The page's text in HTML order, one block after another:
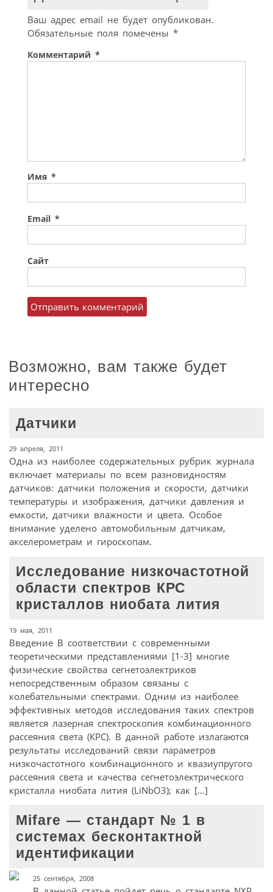
Ваш адрес email не будет опубликован.
Обязательные поля помечены *
Комментарий *
Имя *
Email *
Сайт
Возможно, вам также будет
интересно
Датчики
29 апреля, 2011
Одна из наиболее содержательных рубрик журнала
включает материалы по всем разновидностям
датчиков: датчики положения и скорости, датчики
температуры и изображения, датчики давления и
емкости, датчики влажности и цвета. Особое
внимание уделено автомобильным датчикам,
акселерометрам и гироскопам.
Исследование низкочастотной
области спектров КРС
кристаллов ниобата лития
19 мая, 2011
Введение В соответствии с современными
теоретическими представлениями [1-3] многие
физические свойства сегнетоэлектриков
непосредственным образом связаны с
колебательными спектрами. Одним из наиболее
эффективных методов исследования таких спектров
является лазерная спектроскопия комбинационного
рассеяния света (КРС). В данной работе излагаются
результаты исследований связи параметров
низкочастотного комбинационного и квазиупругого
рассеяния света и качества сегнетоэлектрического
кристалла ниобата лития (LiNbO3); как […]
Mifare — стандарт № 1 в
системах бесконтактной
идентификации
25 сентября, 2008